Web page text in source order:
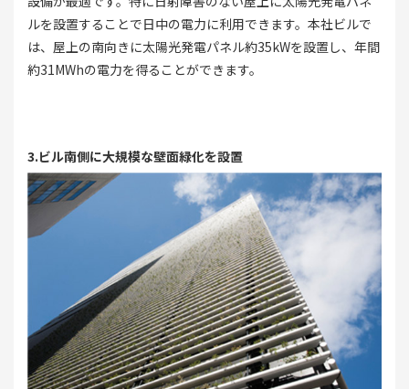
ルを設置することで日中の電力に利用できます。本社ビルで
は、屋上の南向きに太陽光発電パネル約35kWを設置し、年間
約31MWhの電力を得ることができます。
3.ビル南側に大規模な壁面緑化を設置